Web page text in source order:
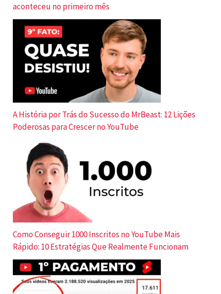
aconteceu no primeiro mês
A História por Trás do Sucesso do MrBeast: 12 Lições
Poderosas para Crescer no YouTube
Como Conseguir 1000 Inscritos no YouTube Mais
Rápido: 10 Estratégias Que Realmente Funcionam